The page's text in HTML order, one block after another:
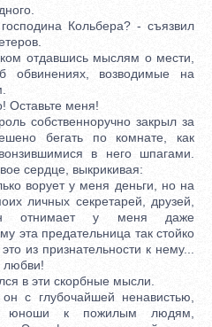
Кольбера? - съязвил
отдавшись мыслям о мести,
возводимые на
Оставьте меня!
собственноручно закрыл за
бегать по комнате, как
в него шпагами.
сердце, выкрикивая:
ворует у меня деньги, но на
личных секретарей, друзей,
отнимает у меня даже
эта предательница так стойко
из признательности к нему...
любви!
в эти скорбные мысли.
глубочайшей ненавистью,
юноши к пожилым людям,